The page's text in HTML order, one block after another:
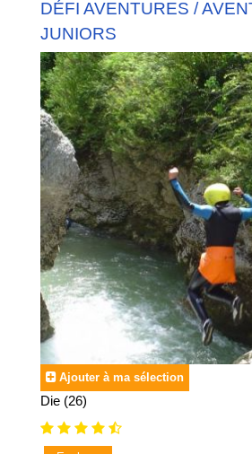
DÉFI AVENTURES /
JUNIORS
Ajouter à ma sélection
Die (26)